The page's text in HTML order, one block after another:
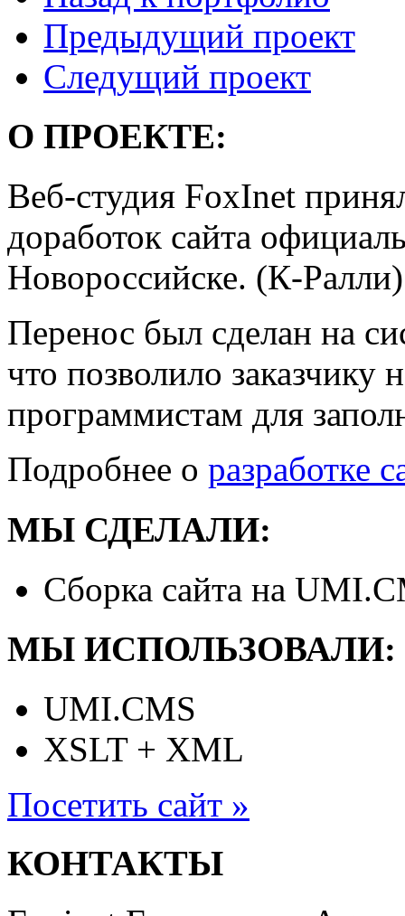
Предыдущий проект
Следущий проект
О ПРОЕКТЕ:
Веб-студия FoxInet
доработок сайта
Новороссийске. (К-Ралли)
Перенос был сделан на
что позволило заказчику
программистам для
Подробнее о разработке
МЫ СДЕЛАЛИ:
Сборка сайта на
МЫ ИСПОЛЬЗОВАЛИ:
UMI.CMS
XSLT + XML
Посетить сайт »
КОНТАКТЫ